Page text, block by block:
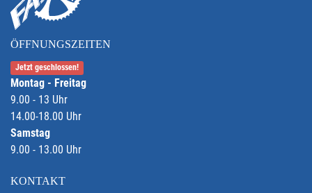
ÖFFNUNGSZEITEN
Jetzt geschlossen!
Montag - Freitag
9.00 - 13 Uhr
14.00-18.00 Uhr
Samstag
9.00 - 13.00 Uhr
KONTAKT